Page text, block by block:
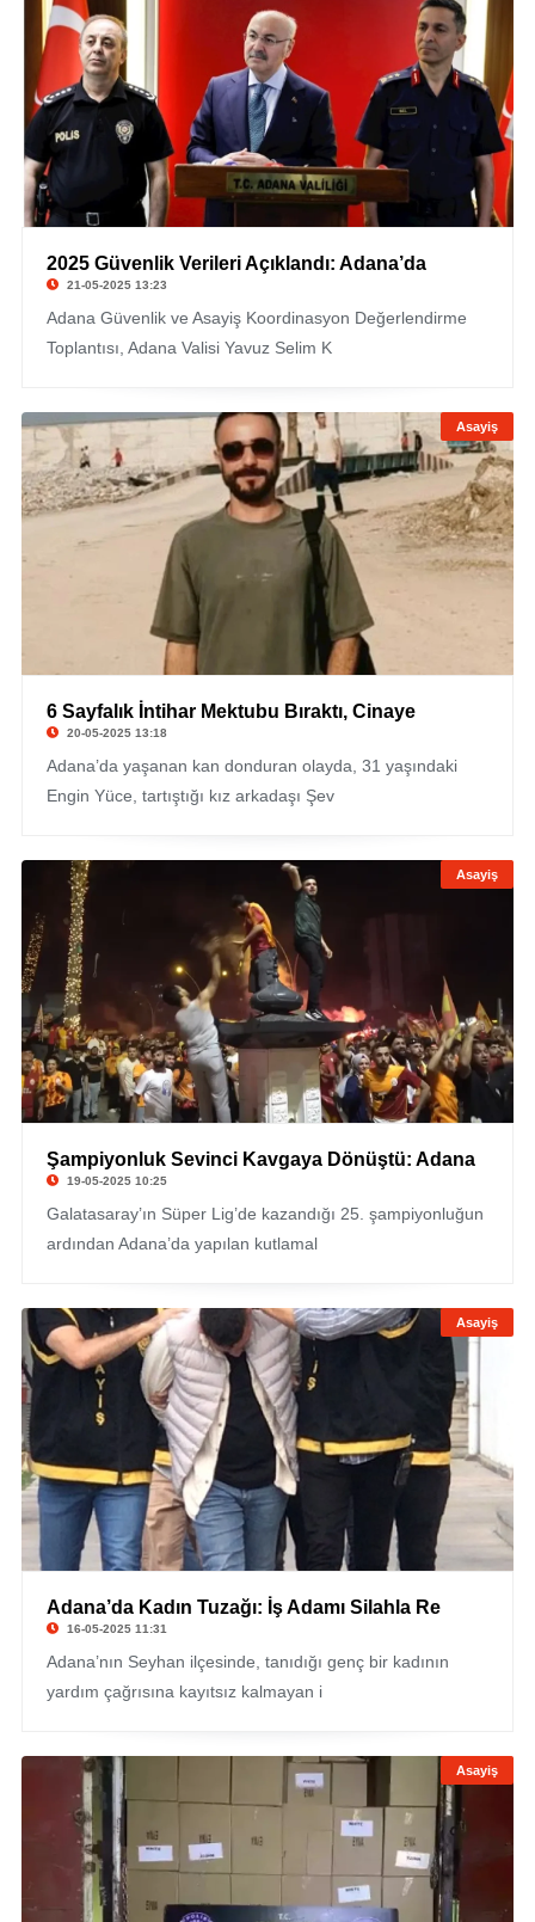
2025 Güvenlik Verileri Açıklandı: Adana’da
21-05-2025 13:23
Adana Güvenlik ve Asayiş Koordinasyon Değerlendirme
Toplantısı, Adana Valisi Yavuz Selim K
Asayiş
6 Sayfalık İntihar Mektubu Bıraktı, Cinaye
20-05-2025 13:18
Adana’da yaşanan kan donduran olayda, 31 yaşındaki
Engin Yüce, tartıştığı kız arkadaşı Şev
Asayiş
Şampiyonluk Sevinci Kavgaya Dönüştü: Adana
19-05-2025 10:25
Galatasaray’ın Süper Lig’de kazandığı 25. şampiyonluğun
ardından Adana’da yapılan kutlamal
Asayiş
Adana’da Kadın Tuzağı: İş Adamı Silahla Re
16-05-2025 11:31
Adana’nın Seyhan ilçesinde, tanıdığı genç bir kadının
yardım çağrısına kayıtsız kalmayan i
Asayiş